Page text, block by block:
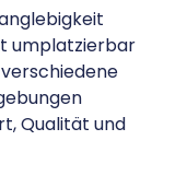
umplatzierbar
Qualität und